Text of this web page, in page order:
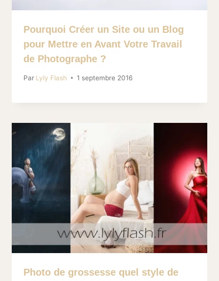
Pourquoi Créer un Site ou un Blog
pour Mettre en Avant Votre Travail
de Photographe ?
Par Lyly Flash 1 septembre 2016
Photo de grossesse quel style de